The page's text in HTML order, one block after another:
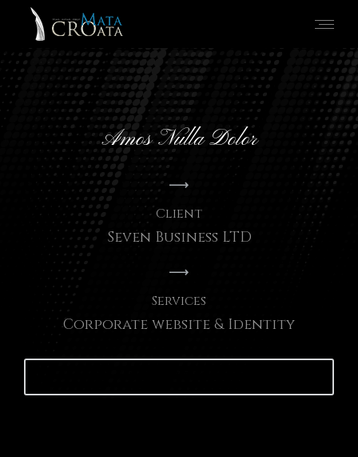
Amos Nulla Dolor
Client
Seven Business LTD
Services
Corporate website & Identity